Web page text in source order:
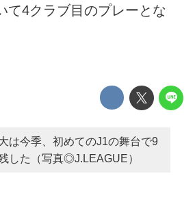
て4クラブ目のプレーとな
は今季、初めてのJ1の舞台で9
した（写真◎J.LEAGUE）